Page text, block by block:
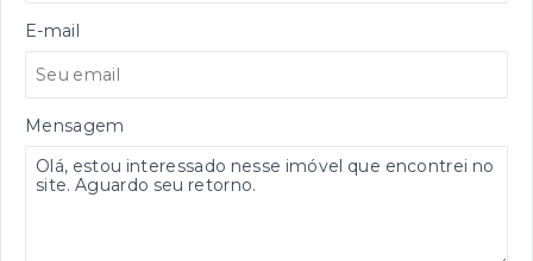
E-mail
Mensagem